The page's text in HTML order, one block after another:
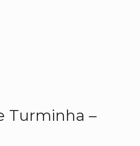
Turminha –